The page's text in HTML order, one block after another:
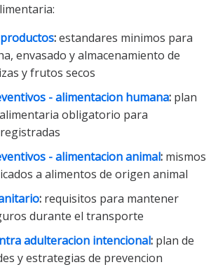
:estandares minimos para
envasado y almacenamiento de
y frutos secos
- alimentacion humana: plan
obligatorio para
- alimentacion animal: mismos
a alimentos de origen animal
: requisitos para mantener
durante el transporte
adulteracion intencional: plan de
y estrategias de prevencion